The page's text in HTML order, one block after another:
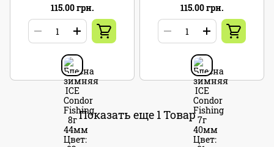
115.00 грн. 115.00 грн.
Показать еще 1 Товар